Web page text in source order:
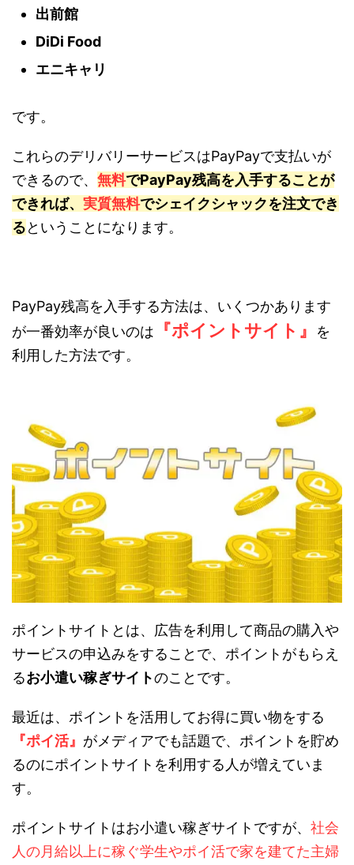
出前館
DiDi Food
エニキャリ
です。
これらのデリバリーサービスはPayPayで支払いが
できるので、 無料でPayPay残高を入手することが
できれば、 実質無料でシェイクシャックを注文でき
るということになります。
PayPay残高を入手する方法は、いくつかあります
が一番効率が良いのは
『ポイントサイト』
を
利用した方法です。
ポイントサイトとは、広告を利用して商品の購入や
サービスの申込みをすることで、ポイントがもらえ
るお小遣い稼ぎサイトのことです。
最近は、ポイントを活用してお得に買い物をする
『ポイ活』 がメディアでも話題で、ポイントを貯め
るのにポイントサイトを利用する人が増えていま
す。
ポイントサイトはお小遣い稼ぎサイトですが、 社会
人の月給以上に稼ぐ学生やポイ活で家を建てた主婦